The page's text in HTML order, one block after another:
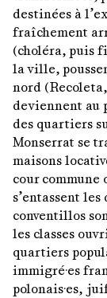
destinées à
fraîchement
(choléra, puis
la ville,
nord
deviennent au
des quartiers
Monserrat se
maisons
cour commune
s’entassent les
conventillos
les classes
quartiers
immigré·es
polonais·es,